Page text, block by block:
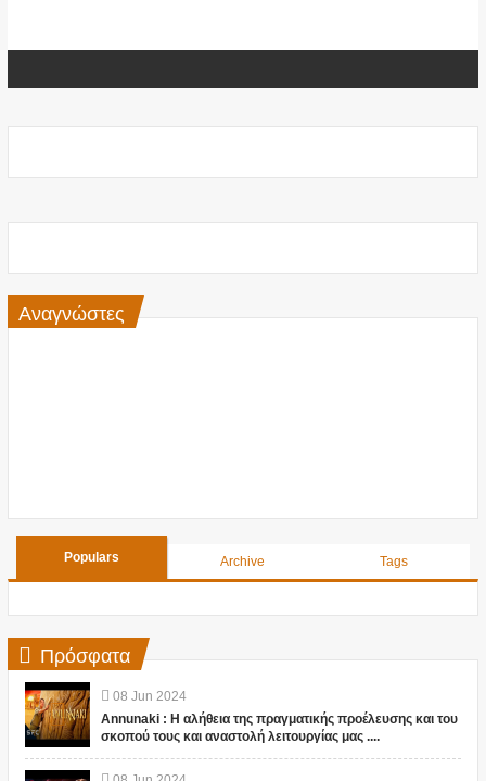
Αναγνώστες
Populars Archive Tags
Πρόσφατα
08 Jun 2024
Annunaki : Η αλήθεια της πραγματικής προέλευσης και του
σκοπού τους και αναστολή λειτουργίας μας ....